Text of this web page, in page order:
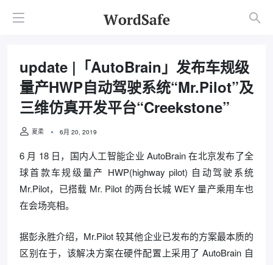
update |「AutoBrain」发布车规级
量产HWP自动驾驶系统“Mr.Pilot”及
三维仿真开发平台“Creekstone”
夏柔 6月 20, 2019
6 月 18 日，国内人工智能企业 AutoBrain 在北京发布了全
球首款车规级量产 HWP(highway pilot) 自动驾驶系统
Mr.Pilot，已搭载 Mr. Pilot 的两台长城 WEY 量产乘用车也
在会场亮相。
据彭永胜介绍，Mr.Pilot 较其他企业已发布的方案最本质的
区别在于，该解决方案在硬件配置上采用了 AutoBrain 自